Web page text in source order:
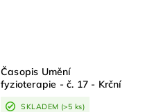
Časopis Umění
fyzioterapie - č. 17 - Krční
SKLADEM (>5 ks)